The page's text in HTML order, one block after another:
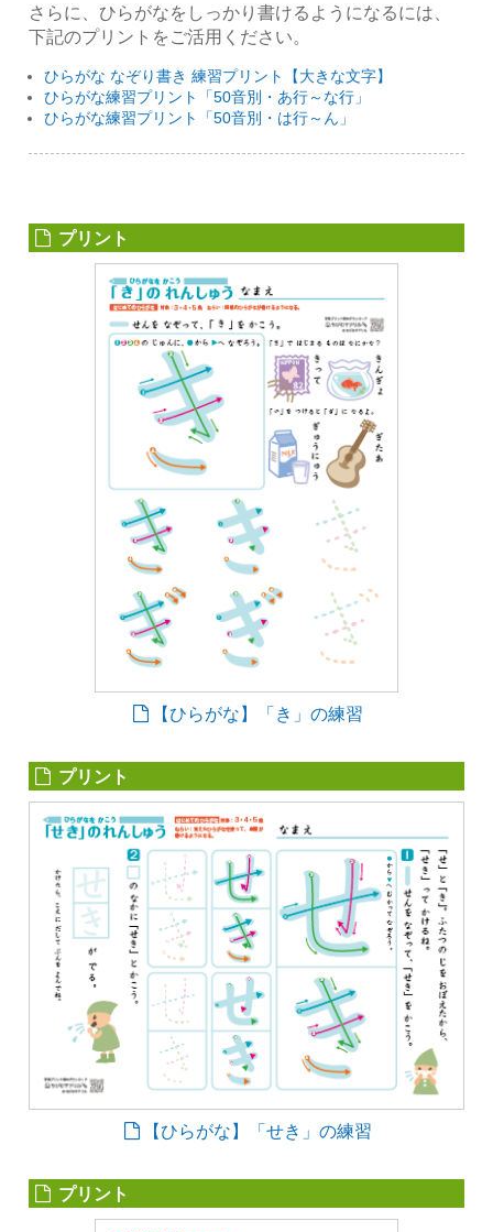
さらに、ひらがなをしっかり書けるようになるには、
下記のプリントをご活用ください。
ひらがな なぞり書き 練習プリント【大きな文字】
ひらがな練習プリント「50音別・あ行～な行」
ひらがな練習プリント「50音別・は行～ん」
プリント
【ひらがな】「き」の練習
プリント
【ひらがな】「せき」の練習
プリント